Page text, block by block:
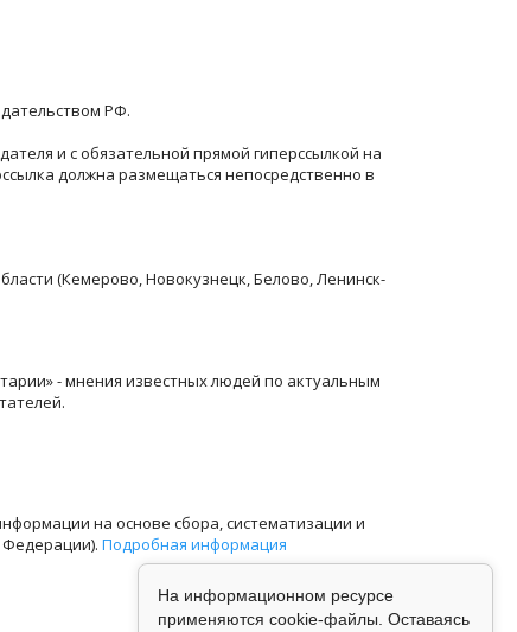
РФ.
и с обязательной прямой гиперссылкой на
должна размещаться непосредственно в
(Кемерово, Новокузнецк, Белово, Ленинск-
- мнения известных людей по актуальным
на основе сбора, систематизации и
Федерации). Подробная информация
На информационном ресурсе
применяются cookie-файлы. Оставаясь